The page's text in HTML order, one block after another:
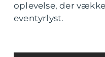
oplevelse, der
eventyrlyst.